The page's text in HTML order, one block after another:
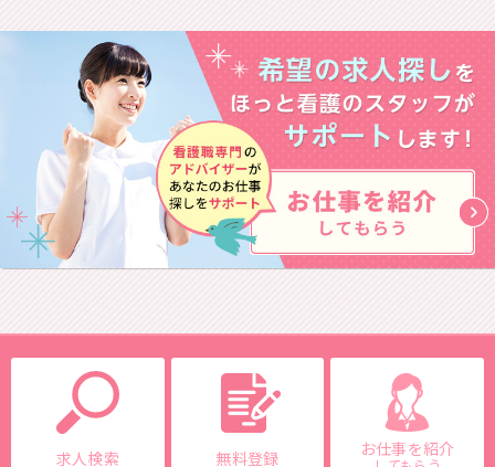
求人検索 無料登録 お仕事を紹介